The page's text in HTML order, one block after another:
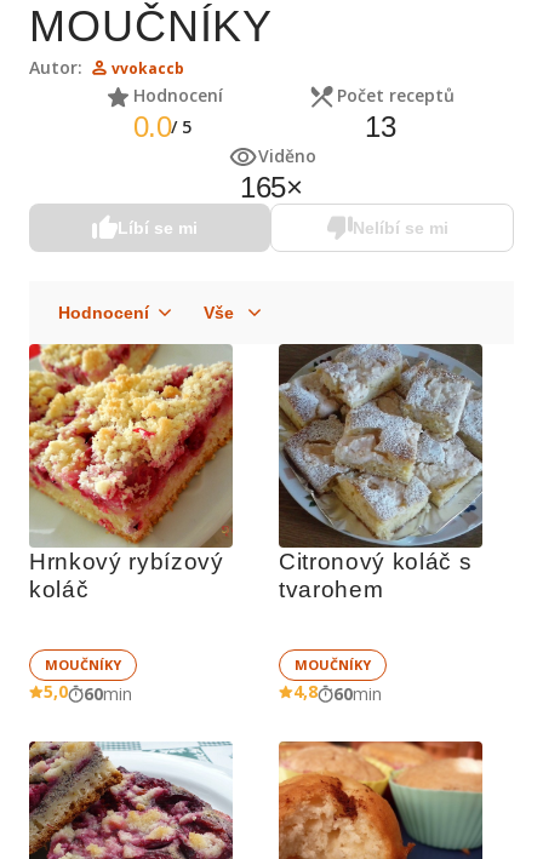
MOUČNÍKY
Autor: vvokaccb
Hodnocení
0.0/ 5
Počet receptů
13
Viděno
165×
Líbí se mi Nelíbí se mi
Hrnkový rybízový
koláč
MOUČNÍKY
5,0 60min
Citronový koláč s
tvarohem
MOUČNÍKY
4,8 60min